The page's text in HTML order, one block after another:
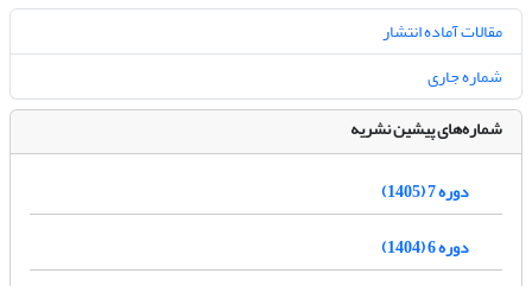
مقالات آماده انتشار
شماره جاری
شماره‌های پیشین نشریه
دوره 7 (1405)
دوره 6 (1404)